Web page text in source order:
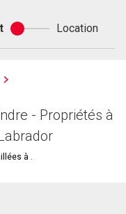
Achat
ou
Location
- Propriétés à
à .